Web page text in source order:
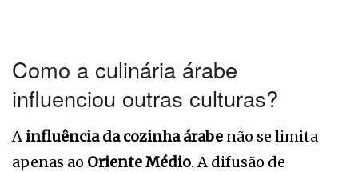
Como a culinária árabe
influenciou outras culturas?
Ainfluência da cozinha árabe não se limita
apenas ao Oriente Médio. A difusão de